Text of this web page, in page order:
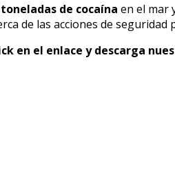
de cocaína en el mar
de las acciones de
en el enlace y descarga